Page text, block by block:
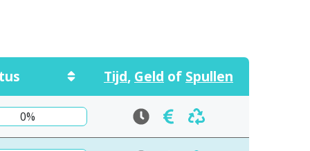
Tijd, Geld of Spullen
0%